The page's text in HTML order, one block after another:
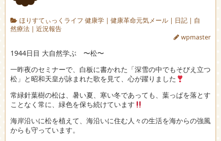
ほりすてぃっくライフ 健康学| 健康革命元気メール| 日記| 自
然療法 | 近況報告
wpmaster
1944日目 大自然学ぶ 〜松〜
一昨夜のセミナーで、白板に書かれた「深雪の中でもそびえ立つ
松」と昭和天皇が詠まれた歌を見て、心が躍りました
常緑針葉樹の松は、暑い夏、寒い冬であっても、葉っぱを落とす
ことなく常に、緑色を保ち続けています
海岸沿いに松を植えて、海沿いに住む人々の生活を海からの強風
からも守っています。